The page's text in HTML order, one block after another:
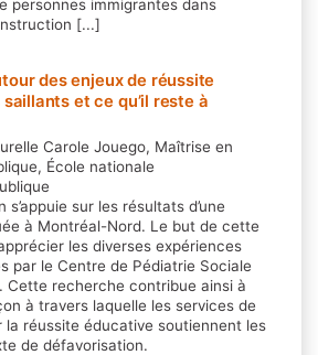
personnes immigrantes dans
[...]
des enjeux de réussite
et ce qu’il reste à
Carole Jouego, Maîtrise en
École nationale
sur les résultats d’une
à Montréal-Nord. Le but de cette
les diverses expériences
par le Centre de Pédiatrie Sociale
Cette recherche contribue ainsi à
à travers laquelle les services de
la réussite éducative soutiennent les
de défavorisation.